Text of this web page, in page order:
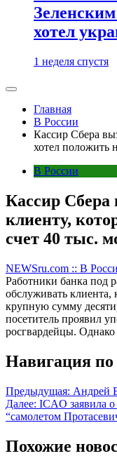
хотел
1 неделя спустя
Главная
В России
Кассир Сбера
хотел положить
В России
Кассир Сбера
клиенту,
счет 40 тыс.
NEWSru.com :: В
Работники банка под
обслуживать
крупную сумму
посетитель проявил
росгвардейцы.
Навигация по
Предыдущая: Андрей
Далее: ICAO заявила о
“самолетом
Похожие